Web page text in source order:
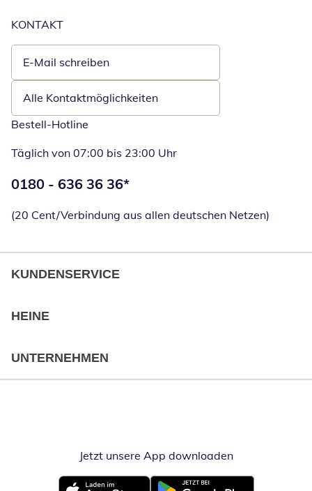
KONTAKT
E-Mail schreiben
Öffnet E-Mail-Client
Alle Kontaktmöglichkeiten
Bestell-Hotline
Täglich von 07:00 bis 23:00 Uhr
Telefonnummer:
0180 - 636 36 36*
(20 Cent/Verbindung aus allen deutschen Netzen)
KUNDENSERVICE
HEINE
UNTERNEHMEN
Jetzt unsere App downloadenÖffnet in